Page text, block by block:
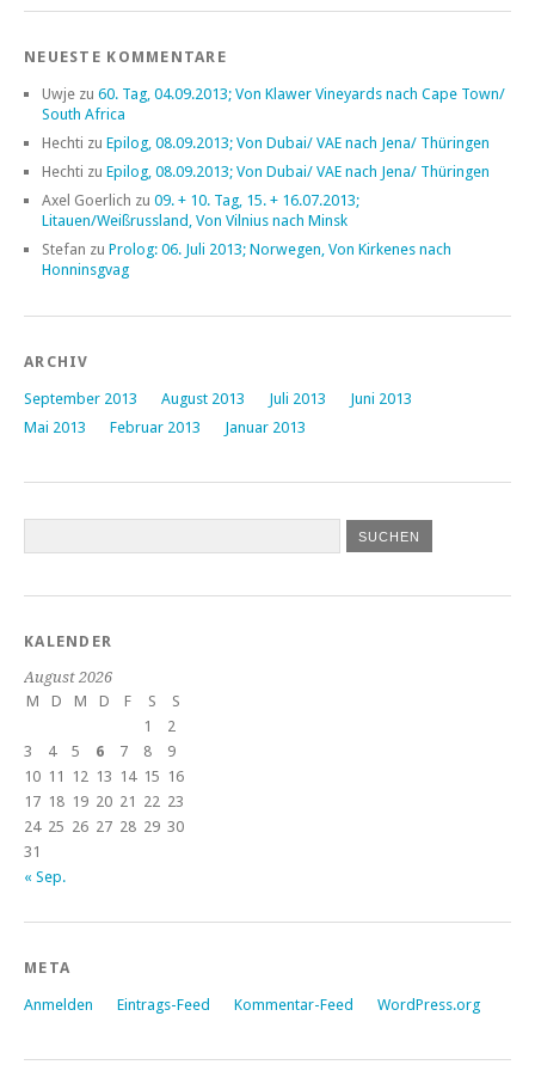
NEUESTE KOMMENTARE
Uwje zu 60. Tag, 04.09.2013; Von Klawer Vineyards nach Cape Town/
South Africa
Hechti zu Epilog, 08.09.2013; Von Dubai/ VAE nach Jena/ Thüringen
Hechti zu Epilog, 08.09.2013; Von Dubai/ VAE nach Jena/ Thüringen
Axel Goerlich zu 09. + 10. Tag, 15. + 16.07.2013;
Litauen/Weißrussland, Von Vilnius nach Minsk
Stefan zu Prolog: 06. Juli 2013; Norwegen, Von Kirkenes nach
Honninsgvag
ARCHIV
September 2013 August 2013 Juli 2013
Juni 2013
Mai 2013
Februar 2013 Januar 2013
KALENDER
August 2026
M
D M D F S
S
1
2
3
4 5 6 7 8
9
10 11 12 13 14 15 16
17 18 19 20 21 22 23
24 25 26 27 28 29 30
31
« Sep.
META
Anmelden Eintrags-Feed Kommentar-Feed WordPress.org